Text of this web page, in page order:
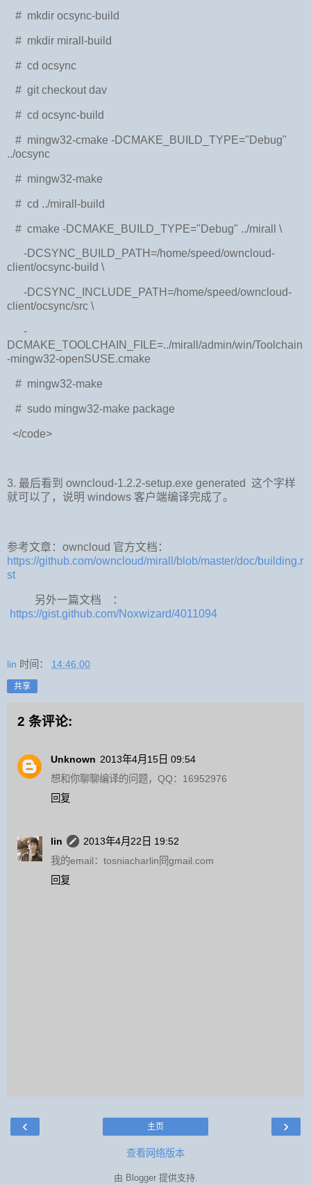
# mkdir ocsync-build
# mkdir mirall-build
# cd ocsync
# git checkout dav
# cd ocsync-build
# mingw32-cmake -DCMAKE_BUILD_TYPE="Debug"
../ocsync
# mingw32-make
# cd ../mirall-build
# cmake -DCMAKE_BUILD_TYPE="Debug" ../mirall \
-DCSYNC_BUILD_PATH=/home/speed/owncloud-
client/ocsync-build \
-DCSYNC_INCLUDE_PATH=/home/speed/owncloud-
client/ocsync/src \
-
DCMAKE_TOOLCHAIN_FILE=../mirall/admin/win/Toolchain
-mingw32-openSUSE.cmake
# mingw32-make
# sudo mingw32-make package
</code>
3. 最后看到 owncloud-1.2.2-setup.exe generated 这个字样
就可以了，说明 windows 客户端编译完成了。
参考文章： owncloud 官方文档：
https://github.com/owncloud/mirall/blob/master/doc/building.r
st
另外一篇文档
：
https://gist.github.com/Noxwizard/4011094
lin 时间： 14:46:00
共享
2 条评论:
Unknown 2013年4月15日 09:54
想和你聊聊编译的问题，QQ：16952976
回复
lin
2013年4月22日 19:52
我的email：tosniacharlin冏gmail.com
回复
‹ ›
主页
查看网络版本
由 Blogger提供支持.